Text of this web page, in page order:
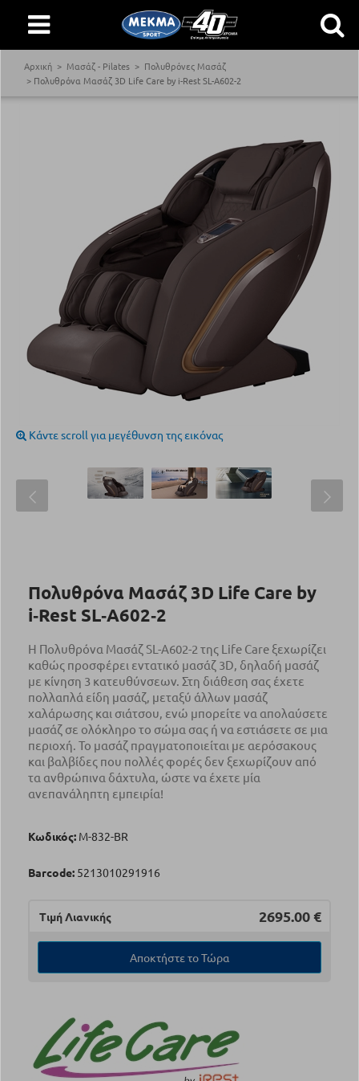
Αρχική Μασάζ - Pilates
Πολυθρόνες Μασάζ
Πολυθρόνα Μασάζ 3D Life Care by i-Rest SL-A602-2
Κάντε scroll για μεγέθυνση της εικόνας
Πολυθρόνα Μασάζ 3D Life Care by
i‑Rest SL‑A602‑2
Η Πολυθρόνα Μασάζ SL-A602-2 της Life Care ξεχωρίζει
καθώς προσφέρει εντατικό μασάζ 3D, δηλαδή μασάζ
με κίνηση 3 κατευθύνσεων. Στη διάθεση σας έχετε
πολλαπλά είδη μασάζ, μεταξύ άλλων μασάζ
χαλάρωσης και σιάτσου, ενώ μπορείτε να απολαύσετε
μασάζ σε ολόκληρο το σώμα σας ή να εστιάσετε σε μια
περιοχή. Το μασάζ πραγματοποιείται με αερόσακους
και βαλβίδες που πολλές φορές δεν ξεχωρίζουν από
τα ανθρώπινα δάχτυλα, ώστε να έχετε μία
ανεπανάληπτη εμπειρία!
Κωδικός: Μ-832-BR
Barcode: 5213010291916
Τιμή Λιανικής 2695.00 €
Αποκτήστε το Τώρα